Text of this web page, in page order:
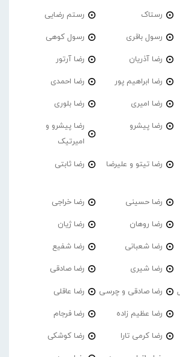
رستاک رستم رضایی
رسول باقری رسول کوهی
رضا آذریان رضا آرتور
رضا ابراهیم پور رضا احمدی
رضا امیری رضا بلوری
رضا پیشرو
رضا پیشرو و
امیرتیک
رضا تیتو و علیرضا رضا ثابتی
رضا حسینی رضا خراجی
رضا روهان رضا ژیان
رضا شعبانی رضا شفیع
رضا شیری رضا صادقی
رضا صادقی و چرسی رضا عاقلی
رضا عظیم زاده رضا فرجام
رضا کرمی تارا رضا کوشکی